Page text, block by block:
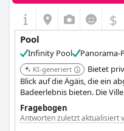
$
Pool
Infinity Pool Panorama-
KI-generiert
Bietet
Blick auf die Ägäis, die ein
Badeerlebnis bieten. Die
Poolbereiche sind ruhig.
Fragebogen
Antworten zuletzt aktualisiert